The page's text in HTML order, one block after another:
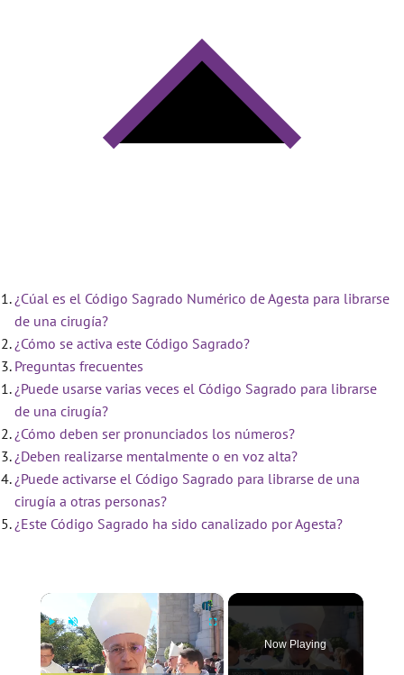
¿Cúal es el Código Sagrado Numérico de Agesta para librarse
de una cirugía?
¿Cómo se activa este Código Sagrado?
Preguntas frecuentes
¿Puede usarse varias veces el Código Sagrado para librarse
de una cirugía?
¿Cómo deben ser pronunciados los números?
¿Deben realizarse mentalmente o en voz alta?
¿Puede activarse el Código Sagrado para librarse de una
cirugía a otras personas?
¿Este Código Sagrado ha sido canalizado por Agesta?
×
Now Playing